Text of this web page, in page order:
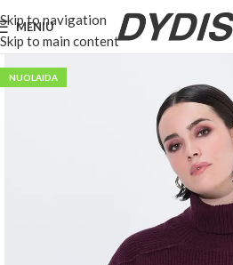
Skip to navigation
Skip to main content
MENIU
NUOLAIDA